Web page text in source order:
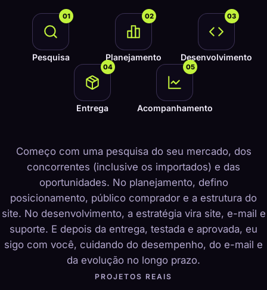
01
Pesquisa
02
Planejamento
03
Desenvolvimento
04
Entrega
05
Acompanhamento
Começo com uma pesquisa do seu mercado, dos
concorrentes (inclusive os importados) e das
oportunidades. No planejamento, defino
posicionamento, público comprador e a estrutura do
site. No desenvolvimento, a estratégia vira site, e-mail e
suporte. E depois da entrega, testada e aprovada, eu
sigo com você, cuidando do desempenho, do e-mail e
da evolução no longo prazo.
PROJETOS REAIS